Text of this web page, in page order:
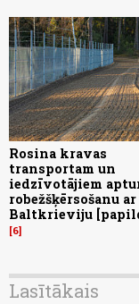
Rosina kravas
transportam un
iedzīvotājiem
robežšķērsošanu ar
Baltkrieviju
6
Lasītākais